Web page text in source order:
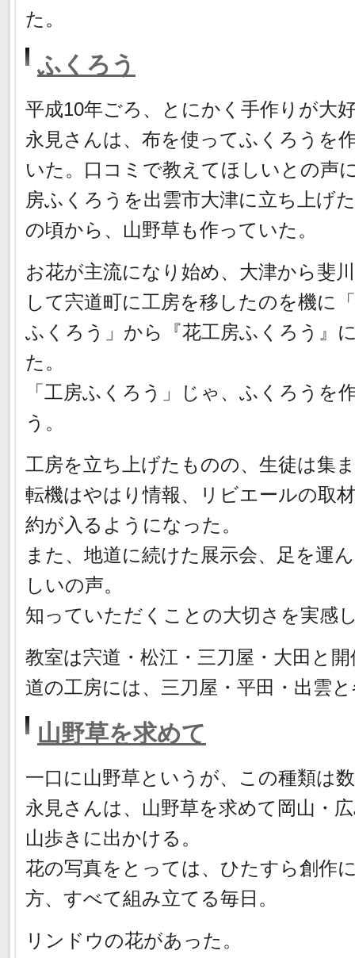
た。
ふくろう
平成10年ごろ、とにかく手作りが大
永見さんは、布を使ってふくろうを
いた。口コミで教えてほしいとの声
房ふくろうを出雲市大津に立ち上げ
の頃から、山野草も作っていた。
お花が主流になり始め、大津から斐
して宍道町に工房を移したのを機に
ふくろう」から『花工房ふくろう』
た。
「工房ふくろう」じゃ、ふくろうを
う。
工房を立ち上げたものの、生徒は集
転機はやはり情報、リビエールの取
約が入るようになった。
また、地道に続けた展示会、足を運
しいの声。
知っていただくことの大切さを実感
教室は宍道・松江・三刀屋・大田と
道の工房には、三刀屋・平田・出雲
山野草を求めて
一口に山野草というが、この種類は
永見さんは、山野草を求めて岡山・
山歩きに出かける。
花の写真をとっては、ひたすら創作
方、すべて組み立てる毎日。
リンドウの花があった。